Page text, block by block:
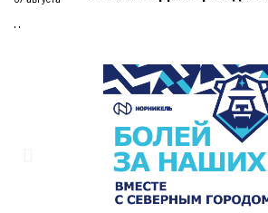
Новости
«Домик Хоббитов» и
облаках» появятся в
Предстоящие выходные
будут зябкими,